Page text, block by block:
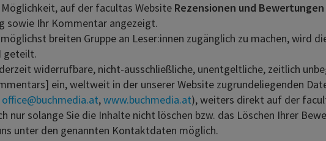
auf der facultas Website Rezensionen und Bewertungen
sowie Ihr Kommentar angezeigt.
breiten Gruppe an Leser:innen zugänglich zu machen, wird
geteilt.
widerrufbare, nicht-ausschließliche, unentgeltliche, zeitlich
ein, weltweit in der unserer Website zugrundeliegenden
office@buchmedia.at,www.buchmedia.at), weiters direkt auf der
nur solange Sie die Inhalte nicht löschen bzw. das Löschen Ihrer
unter den genannten Kontaktdaten möglich.